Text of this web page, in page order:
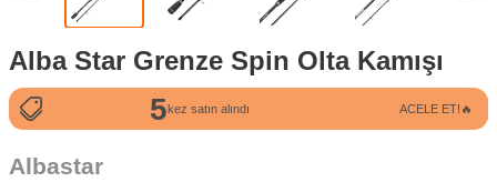
Alba Star Grenze Spin Olta Kamışı
5kez satın alındı
436kez görüntülendi ACELE ET!🔥
Albastar